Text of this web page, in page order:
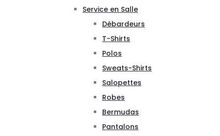
Service en Salle
Débardeurs
T-Shirts
Polos
Sweats-Shirts
Salopettes
Robes
Bermudas
Pantalons